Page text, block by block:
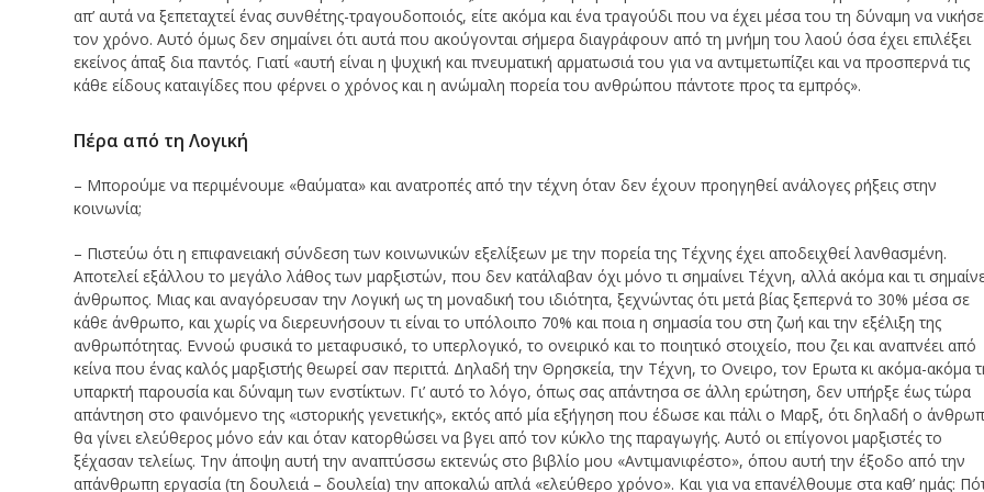
απ’ αυτά να ξεπεταχτεί ένας συνθέτης-τραγουδοποιός, είτε ακόμα και ένα τραγούδι που να έχει μέσα του τη δύναμη να
τον χρόνο. Αυτό όμως δεν σημαίνει ότι αυτά που ακούγονται σήμερα διαγράφουν από τη μνήμη του λαού όσα έχει επιλέξει
εκείνος άπαξ δια παντός. Γιατί «αυτή είναι η ψυχική και πνευματική αρματωσιά του για να αντιμετωπίζει και να προσπερνά τις
κάθε είδους καταιγίδες που φέρνει ο χρόνος και η ανώμαλη πορεία του ανθρώπου πάντοτε προς τα εμπρός».
Πέρα από τη Λογική
– Μπορούμε να περιμένουμε «θαύματα» και ανατροπές από την τέχνη όταν δεν έχουν προηγηθεί ανάλογες ρήξεις στην
κοινωνία;
– Πιστεύω ότι η επιφανειακή σύνδεση των κοινωνικών εξελίξεων με την πορεία της Τέχνης έχει αποδειχθεί λανθασμένη.
Αποτελεί εξάλλου το μεγάλο λάθος των μαρξιστών, που δεν κατάλαβαν όχι μόνο τι σημαίνει Τέχνη, αλλά ακόμα και τι
άνθρωπος. Μιας και αναγόρευσαν την Λογική ως τη μοναδική του ιδιότητα, ξεχνώντας ότι μετά βίας ξεπερνά το 30% μέσα σε
κάθε άνθρωπο, και χωρίς να διερευνήσουν τι είναι το υπόλοιπο 70% και ποια η σημασία του στη ζωή και την εξέλιξη της
ανθρωπότητας. Εννοώ φυσικά το μεταφυσικό, το υπερλογικό, το ονειρικό και το ποιητικό στοιχείο, που ζει και αναπνέει από
κείνα που ένας καλός μαρξιστής θεωρεί σαν περιττά. Δηλαδή την Θρησκεία, την Τέχνη, το Ονειρο, τον Ερωτα κι ακόμα-ακόμα
υπαρκτή παρουσία και δύναμη των ενστίκτων. Γι’ αυτό το λόγο, όπως σας απάντησα σε άλλη ερώτηση, δεν υπήρξε έως τώρα
απάντηση στο φαινόμενο της «ιστορικής γενετικής», εκτός από μία εξήγηση που έδωσε και πάλι ο Μαρξ, ότι δηλαδή ο
θα γίνει ελεύθερος μόνο εάν και όταν κατορθώσει να βγει από τον κύκλο της παραγωγής. Αυτό οι επίγονοι μαρξιστές το
ξέχασαν τελείως. Την άποψη αυτή την αναπτύσσω εκτενώς στο βιβλίο μου «Αντιμανιφέστο», όπου αυτή την έξοδο από την
απάνθρωπη εργασία (τη δουλειά – δουλεία) την αποκαλώ απλά «ελεύθερο χρόνο». Και για να επανέλθουμε στα καθ’ ημάς: